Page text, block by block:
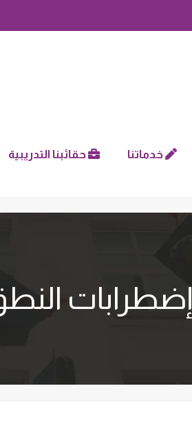
خدماتنا حقائبنا التدريبية
إضطرابات